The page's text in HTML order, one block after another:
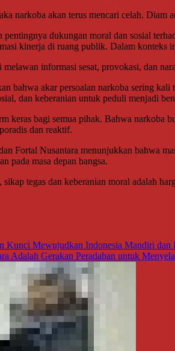
narkoba akan terus mencari celah.
dukungan moral dan sosial
kinerja di ruang publik. Dalam konteks
informasi sesat, provokasi, dan
bahwa akar persoalan narkoba sering
dan keberanian untuk peduli menjadi
keras bagi semua pihak. Bahwa narkoba
dan reaktif.
Fortal Nusantara menunjukkan bahwa
pada masa depan bangsa.
tegas dan keberanian moral adalah
Kunci Mewujudkan Indonesia Mandiri dan
Adalah Gerakan Peradaban untuk